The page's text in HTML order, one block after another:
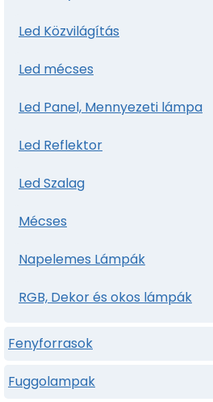
Led Közvilágítás
Led mécses
Led Panel, Mennyezeti lámpa
Led Reflektor
Led Szalag
Mécses
Napelemes Lámpák
RGB, Dekor és okos lámpák
Fenyforrasok
Fuggolampak